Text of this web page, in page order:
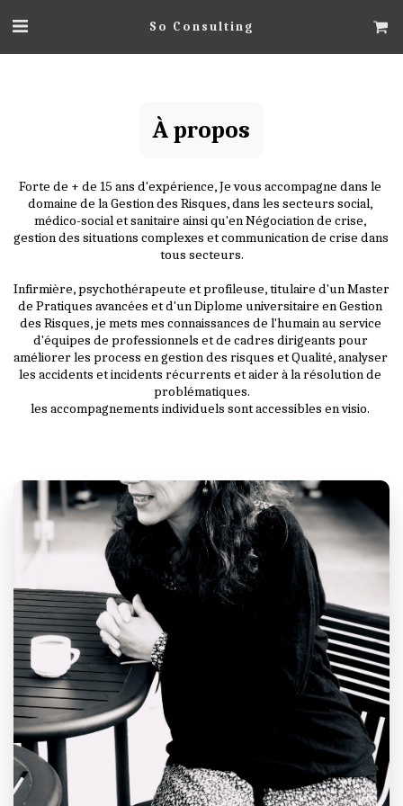
So Consulting
À propos
Forte de + de 15 ans d'expérience, Je vous accompagne dans le
domaine de la Gestion des Risques, dans les secteurs social,
médico-social et sanitaire ainsi qu'en Négociation de crise,
gestion des situations complexes et communication de crise dans
tous secteurs.
Infirmière, psychothérapeute et profileuse, titulaire d'un Master
de Pratiques avancées et d'un Diplome universitaire en Gestion
des Risques, je mets mes connaissances de l'humain au service
d'équipes de professionnels et de cadres dirigeants pour
améliorer les process en gestion des risques et Qualité, analyser
les accidents et incidents récurrents et aider à la résolution de
problématiques.
les accompagnements individuels ​sont accessibles en visio.